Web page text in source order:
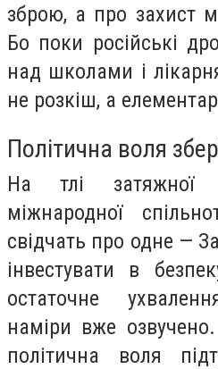
зброю, а про захист
Бо поки російські
над школами і
не розкіш, а
Політична воля
На тлі
міжнародної
свідчать про одне —
інвестувати в
остаточне
наміри вже
політична воля